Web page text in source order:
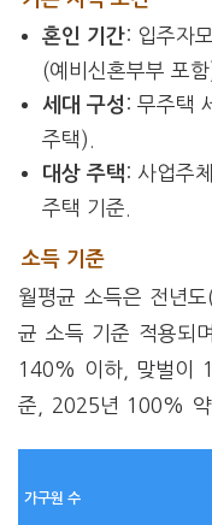
혼인 기간: 입주자
(예비신혼부부 포함
세대 구성 : 무주택
주택).
대상 주택: 사업주
주택 기준.
소득 기준
월평균 소득은 전년
균 소득 기준 적용되
140% 이하, 맞벌이
준, 2025년 100%
가구원 수